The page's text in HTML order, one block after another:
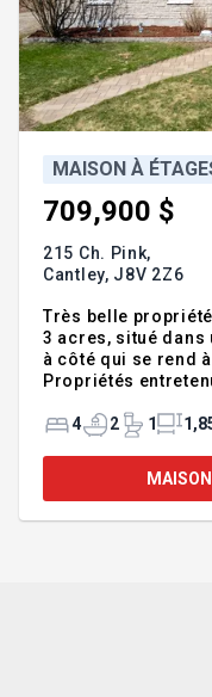
MAISON À
709,900 $
215 Ch. Pink,
Cantley, J8V 2Z6
Très belle
3 acres, situé dans
à côté qui se rend
Propriétés
radiant avec boîler
chambres à
une salle de bain
beaucoup de
4 2 1